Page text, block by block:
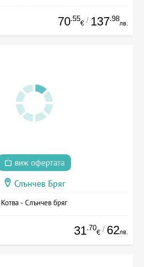
70.55
€ / 137.98
лв.
виж офертата
Слънчев Бряг
Котва - Слънчев бряг
31.70
€ / 62лв.